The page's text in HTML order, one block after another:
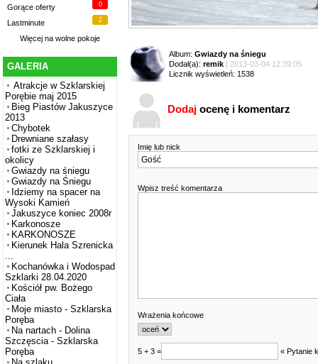
Gorące oferty 0
Lastminute 2
Więcej na wolne pokoje
GALERIA
Atrakcje w Szklarskiej
Porębie maj 2015
Bieg Piastów Jakuszyce
2013
Chybotek
Drewniane szałasy
fotki ze Szklarskiej i
okolicy
Gwiazdy na śniegu
Gwiazdy na Śniegu
Idziemy na spacer na
Wysoki Kamień
Jakuszyce koniec 2008r
Karkonosze
KARKONOSZE
Kierunek Hala Szrenicka
...
Kochanówka i Wodospad
Szklarki 28.04.2020
Kościół pw. Bożego
Ciała
Moje miasto - Szklarska
Poręba
Na nartach - Dolina
Szczęscia - Szklarska
Poręba
Album: Gwiazdy na śniegu
Dodał(a): remik | 2013-03-04 12:39:05
Licznik wyświetleń: 1538
Dodaj ocenę i komentarz
Imię lub nick
Wpisz treść komentarza
Wrażenia końcowe
5 + 3 = « Pytanie